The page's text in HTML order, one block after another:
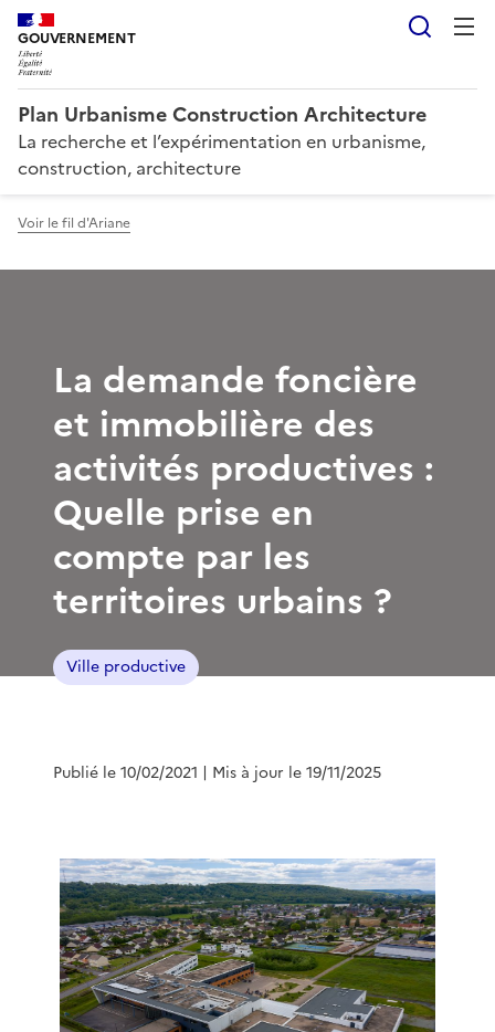
GOUVERNEMENT
Plan Urbanisme Construction Architecture
La recherche et l’expérimentation en urbanisme,
construction, architecture
Voir le fil d'Ariane
La demande foncière
et immobilière des
activités productives :
Quelle prise en
compte par les
territoires urbains ?
Ville productive
Publié le 10/02/2021 | Mis à jour le 19/11/2025